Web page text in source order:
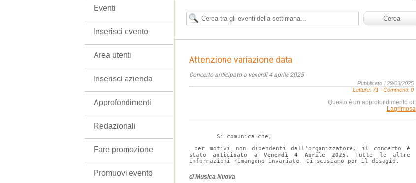
Attenzione variazione data
Concerto anticipato a venerdì 4 aprile 2025
Pubblicato il 29/03/2025
Letture: 71 - Commenti: 0
Questo è un approfondimento di:
Lagrimosa
	Si comunica che,
per motivi non dipendenti dall'organizzatore, il concerto è
stato anticipato a Venerdì 4 Aprile 2025 . Tutte le altre
informazioni rimangono invariate. Ci scusiamo per il disagio.
di Musica Nuova
Eventi
Inserisci evento
Area utenti
Inserisci azienda
Approfondimenti
Redazionali
Fare promozione
Promuovi evento